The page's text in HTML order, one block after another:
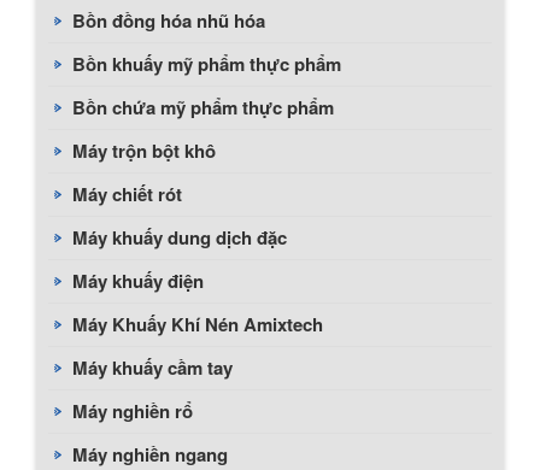
Bồn đồng hóa nhũ hóa
Bồn khuấy mỹ phẩm thực phẩm
Bồn chứa mỹ phẩm thực phẩm
Máy trộn bột khô
Máy chiết rót
Máy khuấy dung dịch đặc
Máy khuấy điện
Máy Khuấy Khí Nén Amixtech
Máy khuấy cầm tay
Máy nghiền rổ
Máy nghiền ngang